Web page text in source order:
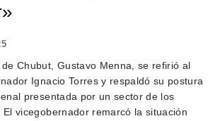
Chubut, Gustavo Menna, se refirió al
Ignacio Torres y respaldó su postura
presentada por un sector de los
vicegobernador remarcó la situación